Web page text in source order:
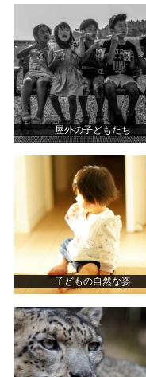
屋外の子どもたち
子どもの自然な姿